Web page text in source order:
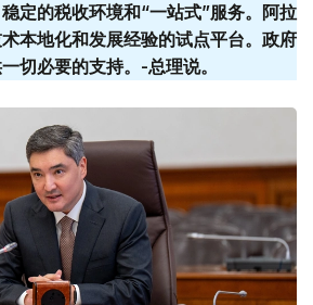
定的税收环境和“一站式”服务。阿拉
本地化和发展经验的试点平台。政府
切必要的支持。-总理说。